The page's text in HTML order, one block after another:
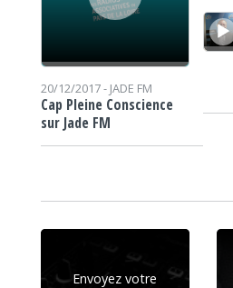
20/12/2017 - JADE FM
Cap Pleine Conscience
sur Jade FM
Envoyez votre